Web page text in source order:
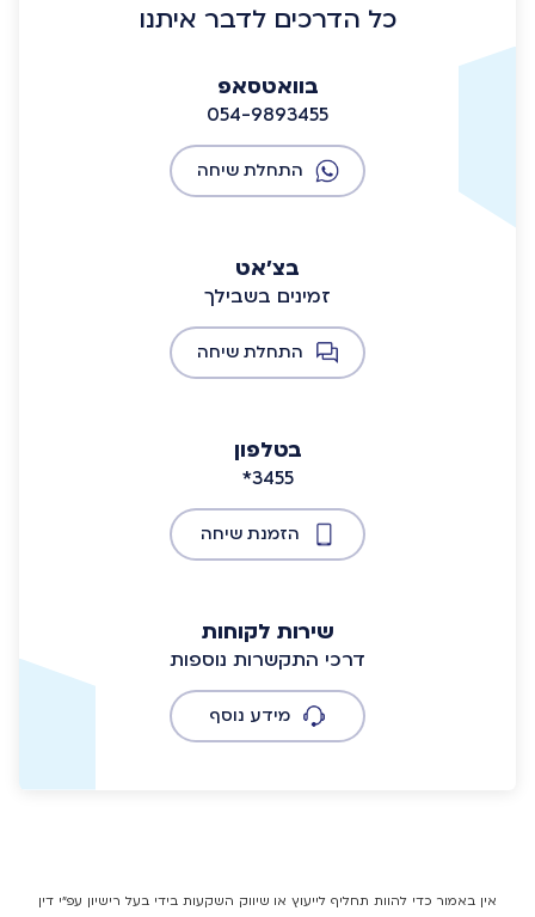
כל הדרכים לדבר איתנו
בוואטסאפ
054-9893455
התחלת שיחה
בצ'אט
זמינים בשבילך
התחלת שיחה
בטלפון
*3455
הזמנת שיחה
שירות לקוחות
דרכי התקשרות נוספות
מידע נוסף
אין באמור כדי להוות תחליף לייעוץ או שיווק השקעות בידי בעל רישיון עפ"י דין